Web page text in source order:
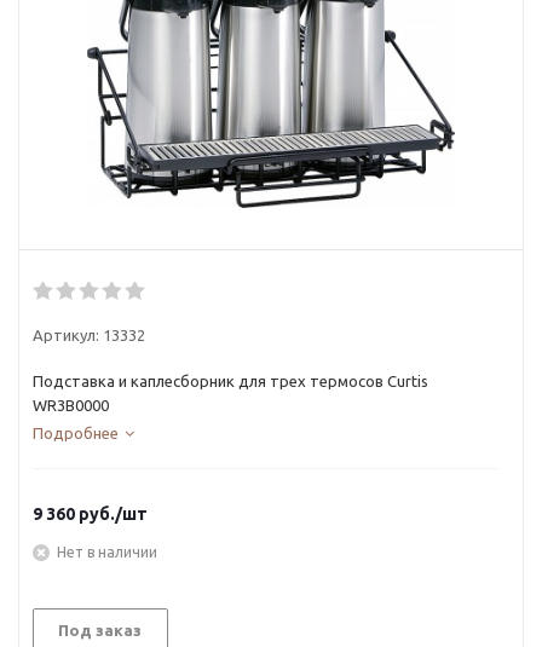
Артикул: 13332
Подставка и каплесборник для трех термосов Curtis
WR3B0000
Подробнее
9 360 руб./шт
Нет в наличии
Под заказ